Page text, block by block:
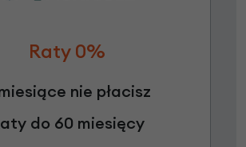
Raty 0%
nie płacisz
do 60 miesięcy